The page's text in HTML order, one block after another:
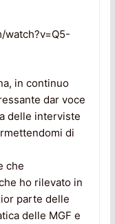
watch?v=Q5-
in continuo
dar voce
delle interviste
di
che
ho rilevato in
parte delle
delle MGF e